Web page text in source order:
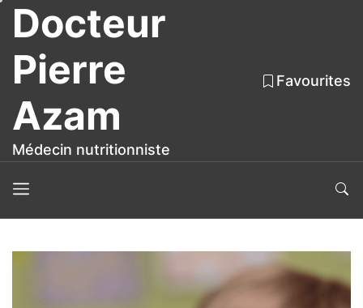
Skip
content
Docteur
Pierre
Azam
Médecin nutritionniste
Favourites